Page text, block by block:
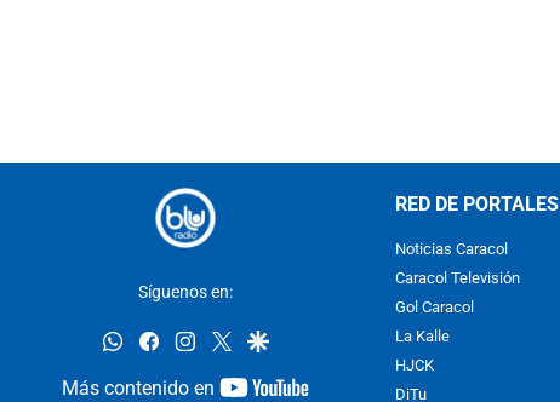
Síguenos en:
whatsappfacebookinstagram
twittergoogle
Más contenido en
youtube-
RED DE PORTALES
Noticias Caracol
Caracol Televisión
Gol Caracol
La Kalle
HJCK
DiTu